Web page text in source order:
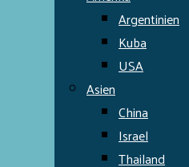
Argentinien
Kuba
USA
Asien
China
Israel
Thailand